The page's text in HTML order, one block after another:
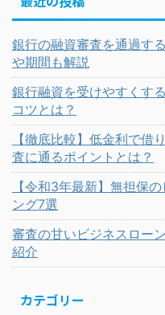
銀行の融資審査を通過す
や期間も解説
銀行融資を受けやすくす
コツとは？
【徹底比較】低金利で借
査に通るポイントとは？
【令和3年最新】無担保
ング7選
審査の甘いビジネスロー
紹介
カテゴリー